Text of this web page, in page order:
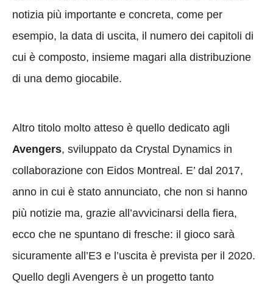
notizia più importante e concreta, come per
esempio, la data di uscita, il numero dei capitoli di
cui è composto, insieme magari alla distribuzione
di una demo giocabile.
Altro titolo molto atteso è quello dedicato agli
Avengers, sviluppato da Crystal Dynamics in
collaborazione con Eidos Montreal. E’ dal 2017,
anno in cui è stato annunciato, che non si hanno
più notizie ma, grazie all’avvicinarsi della fiera,
ecco che ne spuntano di fresche: il gioco sarà
sicuramente all’E3 e l’uscita è prevista per il 2020.
Quello degli Avengers è un progetto tanto